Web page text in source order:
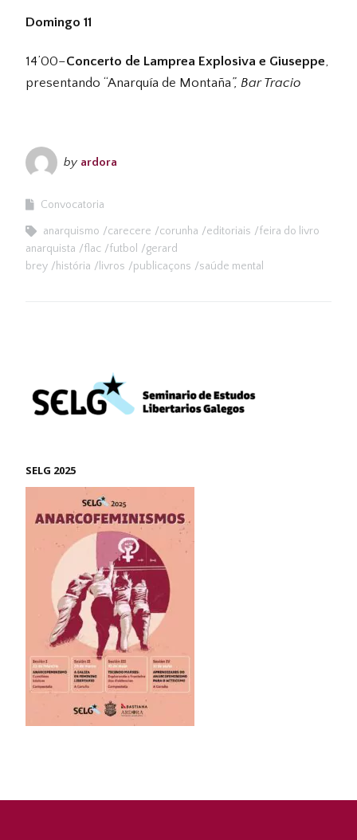
Domingo 11
14’00–Concerto de Lamprea Explosiva e Giuseppe,
presentando “Anarquía de Montaña”, Bar Tracio
by ardora
Convocatoria
anarquismo carecere corunha editoriais
feira do livro
anarquista
flac futbol
gerard
brey
história livros publicaçons saúde mental
SELG 2025